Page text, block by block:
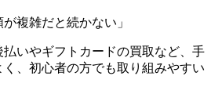
複雑だと続かない」
いやギフトカードの買取など、手
、初心者の方でも取り組みやすい